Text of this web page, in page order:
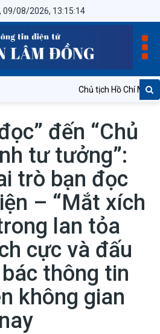
09/08/2026, 13:15:15
Chủ tịch Hồ Chí Minh vĩ
đến “Chủ
tư tưởng”:
trò bạn đọc
– “Mắt xích
lan tỏa
cực và đấu
thông tin
không gian